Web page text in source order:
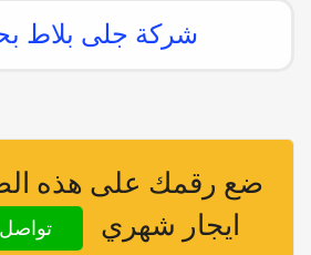
شركة جلى بلاط
ضع رقمك على هذه
ايجار شهري
تواصل